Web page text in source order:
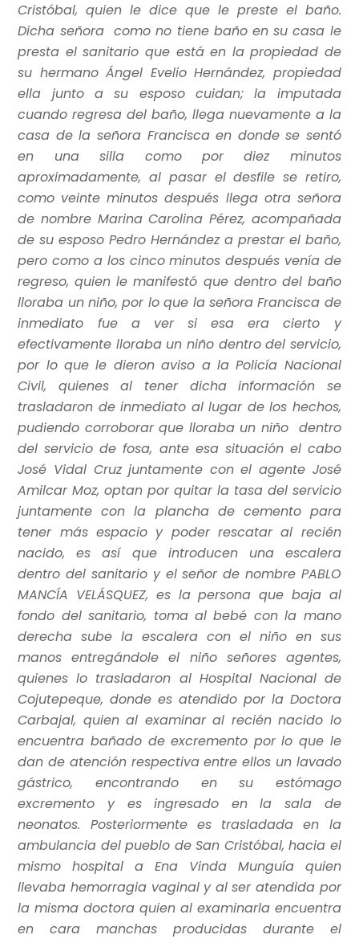
Cristóbal, quien le dice que le preste el baño.
Dicha señora como no tiene baño en su casa le
presta el sanitario que está en la propiedad de
su hermano Ángel Evelio Hernández, propiedad
ella junto a su esposo cuidan; la imputada
cuando regresa del baño, llega nuevamente a la
casa de la señora Francisca en donde se sentó
en una silla como por diez minutos
aproximadamente, al pasar el desfile se retiro,
como veinte minutos después llega otra señora
de nombre Marina Carolina Pérez, acompañada
de su esposo Pedro Hernández a prestar el baño,
pero como a los cinco minutos después venía de
regreso, quien le manifestó que dentro del baño
lloraba un niño, por lo que la señora Francisca de
inmediato fue a ver si esa era cierto y
efectivamente lloraba un niño dentro del servicio,
por lo que le dieron aviso a la Policía Nacional
Civil, quienes al tener dicha información se
trasladaron de inmediato al lugar de los hechos,
pudiendo corroborar que lloraba un niño dentro
del servicio de fosa, ante esa situación el cabo
José Vidal Cruz juntamente con el agente José
Amilcar Moz, optan por quitar la tasa del servicio
juntamente con la plancha de cemento para
tener más espacio y poder rescatar al recién
nacido, es así que introducen una escalera
dentro del sanitario y el señor de nombre PABLO
MANCÍA VELÁSQUEZ, es la persona que baja al
fondo del sanitario, toma al bebé con la mano
derecha sube la escalera con el niño en sus
manos entregándole el niño señores agentes,
quienes lo trasladaron al Hospital Nacional de
Cojutepeque, donde es atendido por la Doctora
Carbajal, quien al examinar al recién nacido lo
encuentra bañado de excremento por lo que le
dan de atención respectiva entre ellos un lavado
gástrico, encontrando en su estómago
excremento y es ingresado en la sala de
neonatos. Posteriormente es trasladada en la
ambulancia del pueblo de San Cristóbal, hacia el
mismo hospital a Ena Vinda Munguía quien
llevaba hemorragia vaginal y al ser atendida por
la misma doctora quien al examinarla encuentra
en cara manchas producidas durante el